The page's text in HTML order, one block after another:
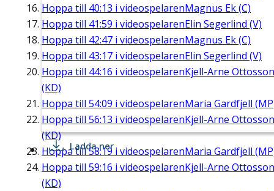
Hoppa till 40:13 i videospelarenMagnus Ek (C)
Hoppa till 41:59 i videospelarenElin Segerlind (V)
Hoppa till 42:47 i videospelarenMagnus Ek (C)
Hoppa till 43:17 i videospelarenElin Segerlind (V)
Hoppa till 44:16 i videospelarenKjell-Arne Ottosson
(KD)
Hoppa till 54:09 i videospelarenMaria Gardfjell
Hoppa till 56:13 i videospelarenKjell-Arne Ottosson
(KD)
Hoppa till58:19 i videospelarenMaria Gardfjell
Hoppa till 59:16 i videospelarenKjell-Arne Ottosson
(KD)
Ladda ner